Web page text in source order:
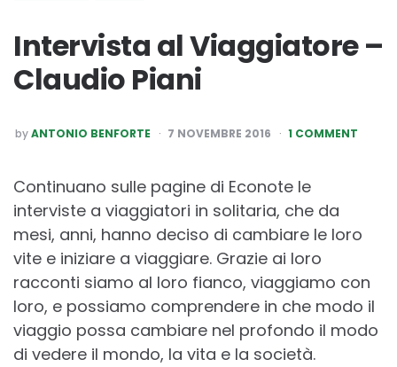
Intervista al Viaggiatore –
Claudio Piani
POSTED
BY
byANTONIO BENFORTE 7 NOVEMBRE 2016 1 COMMENT
Continuano sulle pagine di Econote le
interviste a viaggiatori in solitaria, che da
mesi, anni, hanno deciso di cambiare le loro
vite e iniziare a viaggiare. Grazie ai loro
racconti siamo al loro fianco, viaggiamo con
loro, e possiamo comprendere in che modo il
viaggio possa cambiare nel profondo il modo
di vedere il mondo, la vita e la società.